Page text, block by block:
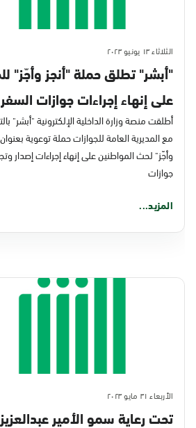
الثلاثاء ١٣ يونيو ٢٠٢٣
"أبشر" تطلق حملة "أنجز وأجّز"
على إنهاء إجراءات جوازات
الإجازة
أطلقت منصة وزارة الداخلية الإلكترونية "أبشر"
مع المديرية العامة للجوازات حملة توعوية
وأجّز" لحث المواطنين على إنهاء إجراءات إصدار
جوازات
المزيد...
الأربعاء ٣١ مايو ٢٠٢٣
تحت رعاية سمو الأمير